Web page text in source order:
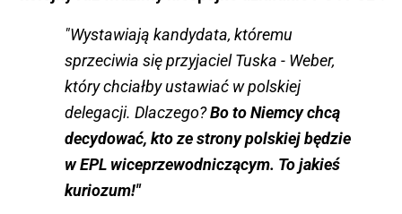
"Wystawiają kandydata, któremu
sprzeciwia się przyjaciel Tuska - Weber,
który chciałby ustawiać w polskiej
delegacji. Dlaczego?Bo to Niemcy chcą
decydować, kto ze strony polskiej będzie
w EPL wiceprzewodniczącym. To jakieś
kuriozum!"